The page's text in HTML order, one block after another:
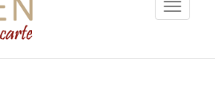
Toggle